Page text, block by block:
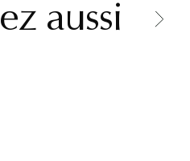
aussi